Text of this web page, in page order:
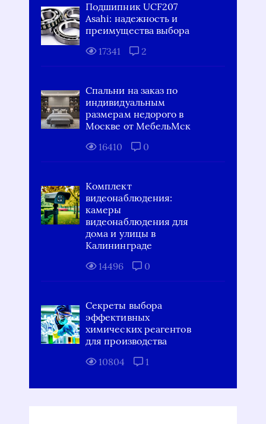
Подшипник UCF207
Asahi: надежность и
преимущества выбора
17341
2
Спальни на заказ по
индивидуальным
размерам недорого в
Москве от МебельМск
16410
0
Комплект
видеонаблюдения:
камеры
видеонаблюдения для
дома и улицы в
Калининграде
14496
0
Секреты выбора
эффективных
химических реагентов
для производства
10804
1